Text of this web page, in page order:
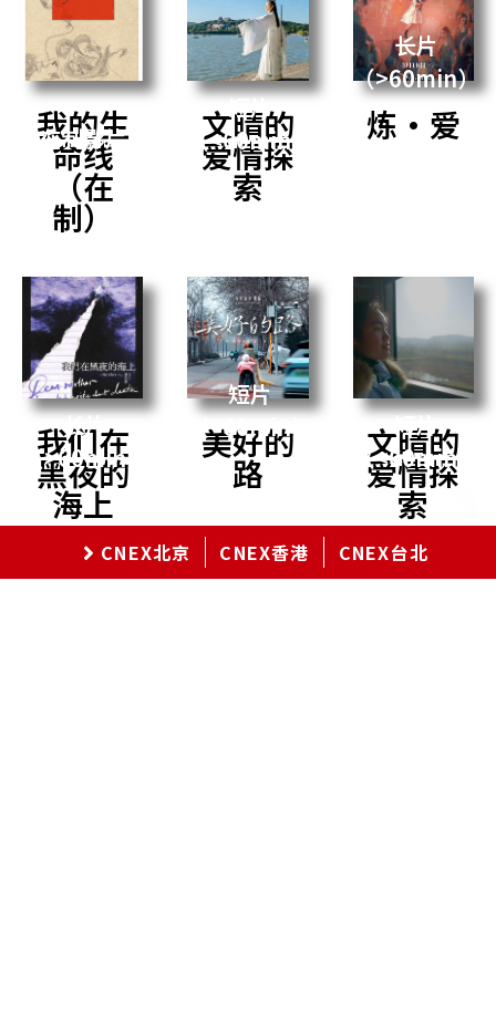
我的生
命线
（在
制）
在制影片 文晴的
爱情探
索
短片
（<60min）
炼·爱
长片
（>60min）
我们在
黑夜的
海上
长片
（>60min）
美好的
路
短片
（<60min）
文晴的
爱情探
索
短片
（<60min）
載入中.....
CNEX北京 CNEX香港 CNEX台北